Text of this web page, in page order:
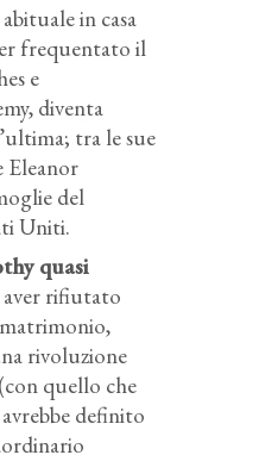
in casa
frequentato il
e
diventa
tra le sue
Eleanor
del
Uniti.
quasi
rifiutato
rivoluzione
quello che
definito